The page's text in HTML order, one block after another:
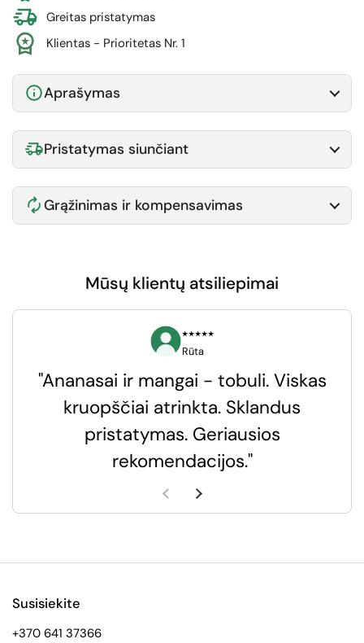
Greitas pristatymas
Klientas - Prioritetas Nr. 1
Aprašymas
Pristatymas siunčiant
Grąžinimas ir kompensavimas
Mūsų klientų atsiliepimai
⭑⭑⭑⭑⭑
Rūta
"Ananasai ir mangai - tobuli. Viskas
kruopščiai atrinkta. Sklandus
pristatymas. Geriausios
rekomendacijos."
Ankstesnė skaidrė
Kita skaidrė
Susisiekite
+370 641 37366